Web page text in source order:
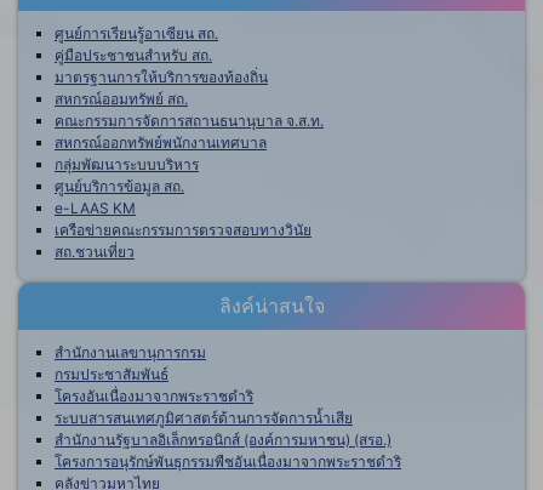
ศูนย์การเรียนรู้อาเซียน สถ.
คู่มือประชาชนสำหรับ สถ.
มาตรฐานการให้บริการของท้องถิ่น
สหกรณ์ออมทรัพย์ สถ.
คณะกรรมการจัดการสถานธนานุบาล จ.ส.ท.
สหกรณ์ออกทรัพย์พนักงานเทศบาล
กลุ่มพัฒนาระบบบริหาร
ศูนย์บริการข้อมูล สถ.
e-LAAS KM
เครือข่ายคณะกรรมการตรวจสอบทางวินัย
สถ.ชวนเที่ยว
ลิงค์น่าสนใจ
สำนักงานเลขานุการกรม
กรมประชาสัมพันธ์
โครงอันเนื่องมาจากพระราชดำริ
ระบบสารสนเทศภูมิศาสตร์ด้านการจัดการน้ำเสีย
สำนักงานรัฐบาลอิเล็กทรอนิกส์ (องค์การมหาชน) (สรอ.)
โครงการอนุรักษ์พันธุกรรมพืชอันเนื่องมาจากพระราชดำริ
คลังข่าวมหาไทย